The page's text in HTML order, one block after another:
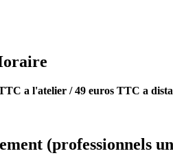
a l'atelier / 49 euros TTC a
(professionnels